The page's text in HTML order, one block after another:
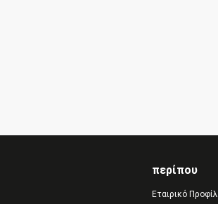
περίπου
Εταιρικό Προφίλ